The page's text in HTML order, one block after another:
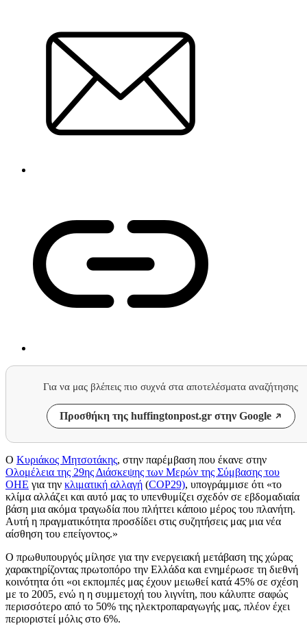
Για να μας βλέπεις πιο συχνά στα αποτελέσματα αναζήτησης
Προσθήκη της huffingtonpost.gr στην Google
Ο Κυριάκος Μητσοτάκης, στην παρέμβαση που έκανε στην
Ολομέλεια της 29ης Διάσκεψης των Μερών της Σύμβασης του
ΟΗΕ για την κλιματική αλλαγή (COP29), υπογράμμισε ότι «το
κλίμα αλλάζει και αυτό μας το υπενθυμίζει σχεδόν σε εβδομαδιαία
βάση μια ακόμα τραγωδία που πλήττει κάποιο μέρος του πλανήτη.
Αυτή η πραγματικότητα προσδίδει στις συζητήσεις μας μια νέα
αίσθηση του επείγοντος.»
Ο πρωθυπουργός μίλησε για την ενεργειακή μετάβαση της χώρας
χαρακτηρίζοντας πρωτοπόρο την Ελλάδα και ενημέρωσε τη διεθνή
κοινότητα ότι «οι εκπομπές μας έχουν μειωθεί κατά 45% σε σχέση
με το 2005, ενώ η η συμμετοχή του λιγνίτη, που κάλυπτε σαφώς
περισσότερο από το 50% της ηλεκτροπαραγωγής μας, πλέον έχει
περιοριστεί μόλις στο 6%.